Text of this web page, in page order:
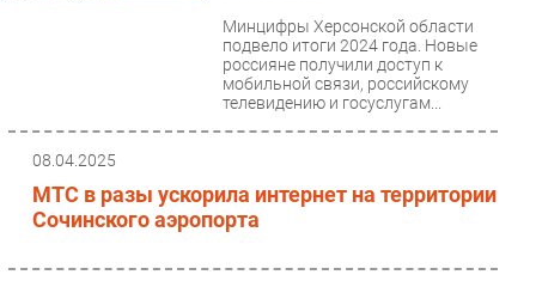
Минцифры Херсонской области
подвело итоги 2024 года. Новые
россияне получили доступ к
мобильной связи, российскому
телевидению и госуслугам...
08.04.2025
МТС в разы ускорила интернет на территории
Сочинского аэропорта